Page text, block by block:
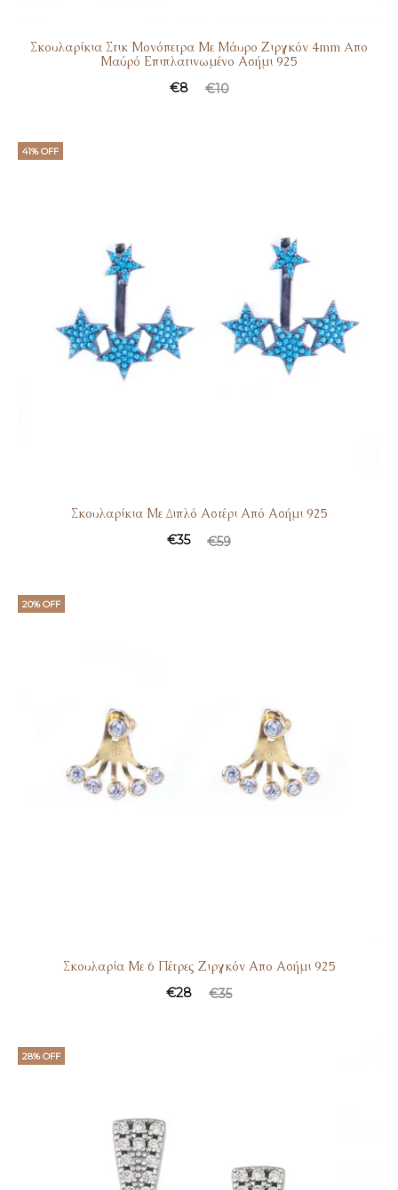
Σκουλαρίκια Στικ Μονόπετρα Με Μάυρο Ζιργκόν 4mm Aπο
Μαύρό Επιπλατινωμένο Ασήμι 925
€10
€8
41% OFF
Σκουλαρίκια Με Διπλό Αστέρι Από Ασήμι 925
€59
€35
20% OFF
Σκουλαρία Με 6 Πέτρες Ζιργκόν Απο Ασήμι 925
€35
€28
28% OFF